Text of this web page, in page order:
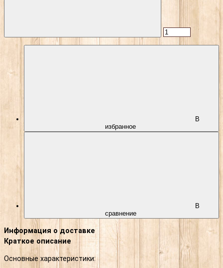
В
избранное
В
сравнение
Информация о доставке
Краткое описание
Основные характеристики: